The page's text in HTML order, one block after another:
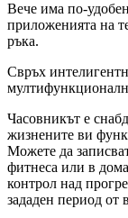
Вече има по-
приложенията на
ръка.
Свръх
Часовникът е
жизнените ви
Можете да
фитнеса или в
контрол над
зададен период от